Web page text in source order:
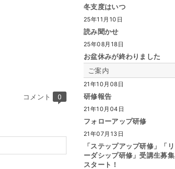
コメント 0
冬支度はいつ
25年11月10日
読み聞かせ
25年08月18日
お盆休みが終わりました
ご案内
21年10月08日
研修報告
21年10月04日
フォローアップ研修
21年07月13日
「ステップアップ研修」「リ
ーダシップ研修」受講生募集
スタート！